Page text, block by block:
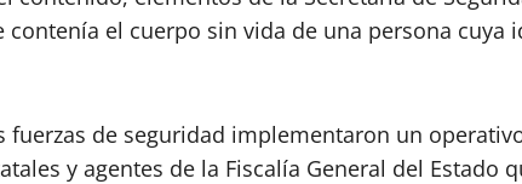
el cuerpo sin vida de una persona cuya
fuerzas de seguridad implementaron un
y agentes de la Fiscalía General del Estado